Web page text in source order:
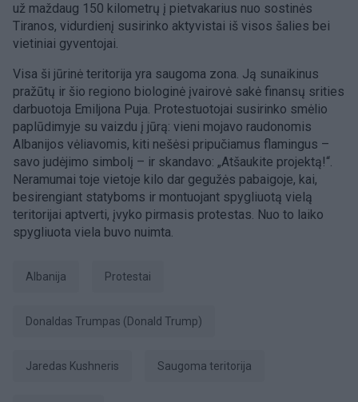
už maždaug 150 kilometrų į pietvakarius nuo sostinės
Tiranos, vidurdienį susirinko aktyvistai iš visos šalies bei
vietiniai gyventojai.
Visa ši jūrinė teritorija yra saugoma zona. Ją sunaikinus
pražūtų ir šio regiono biologinė įvairovė sakė finansų srities
darbuotoja Emiljona Puja. Protestuotojai susirinko smėlio
paplūdimyje su vaizdu į jūrą: vieni mojavo raudonomis
Albanijos vėliavomis, kiti nešėsi pripučiamus flamingus –
savo judėjimo simbolį – ir skandavo: „Atšaukite projektą!“.
Neramumai toje vietoje kilo dar gegužės pabaigoje, kai,
besirengiant statyboms ir montuojant spygliuotą vielą
teritorijai aptverti, įvyko pirmasis protestas. Nuo to laiko
spygliuota viela buvo nuimta.
Albanija protestai
Donaldas Trumpas (Donald Trump)
Jaredas Kushneris saugoma teritorija